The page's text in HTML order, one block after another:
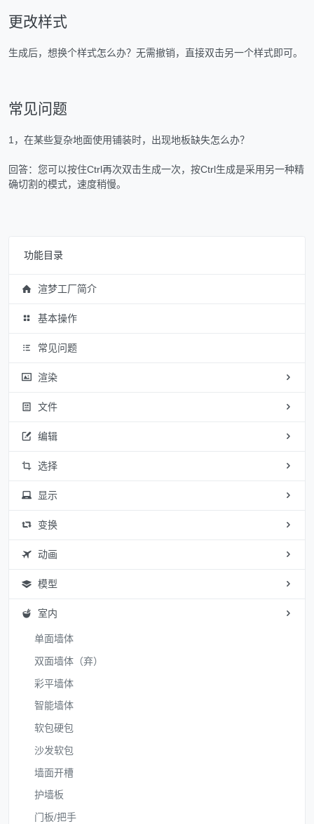
更改样式
生成后，想换个样式怎么办？无需撤销，直接双击另一个样式即可。
常见问题
1，在某些复杂地面使用铺装时，出现地板缺失怎么办？
回答：您可以按住Ctrl再次双击生成一次，按Ctrl生成是采用另一种精
确切割的模式，速度稍慢。
功能目录
渲梦工厂简介
基本操作
常见问题
渲染
文件
编辑
选择
显示
变换
动画
模型
室内
单面墙体
双面墙体（弃）
彩平墙体
智能墙体
软包硬包
沙发软包
墙面开槽
护墙板
门板/把手